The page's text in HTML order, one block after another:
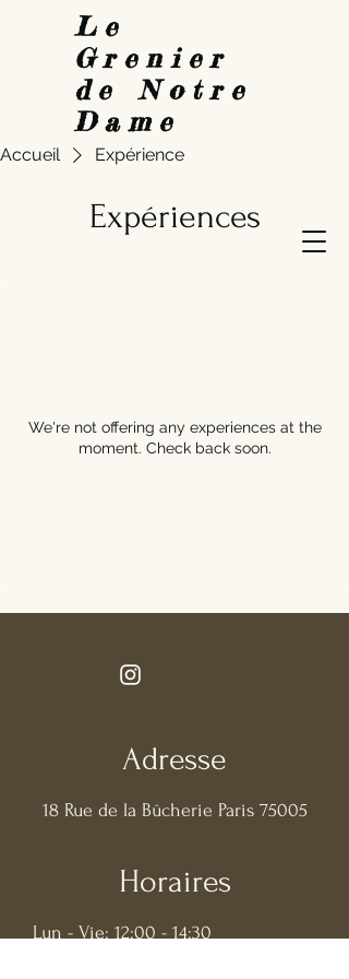
Le
Grenier
de Notre
Dame
Accueil Expérience
Expériences
We're not offering any experiences at the
moment. Check back soon.
Adresse
18 Rue de la Bûcherie Paris 75005
Horaires
Lun - Vie: 12:00 - 14:30